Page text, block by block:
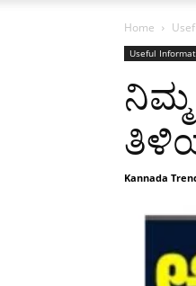
Home
Useful
Kannada